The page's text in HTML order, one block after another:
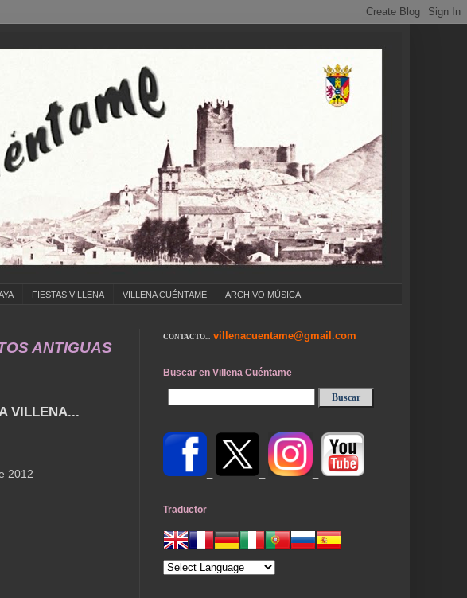
FIESTAS VILLENA VILLENA CUÉNTAME ARCHIVO MÚSICA
DE ... COLEGIOS ... CUMPLEAÑOS ... CARNAVAL ...
VILLENA...
2012
CONTACTO... villenacuentame@gmail.com
Buscar en Villena Cuéntame
Traductor